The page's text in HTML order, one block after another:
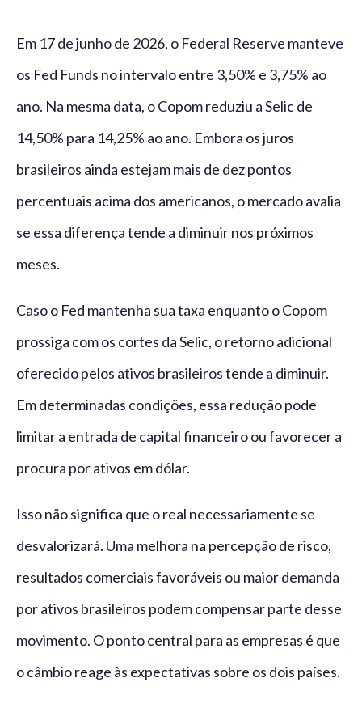
Em 17 de junho de 2026, o Federal Reserve manteve
os Fed Funds no intervalo entre 3,50% e 3,75% ao
ano. Na mesma data, o Copom reduziu a Selic de
14,50% para 14,25% ao ano. Embora os juros
brasileiros ainda estejam mais de dez pontos
percentuais acima dos americanos, o mercado avalia
se essa diferença tende a diminuir nos próximos
meses.
Caso o Fed mantenha sua taxa enquanto o Copom
prossiga com os cortes da Selic, o retorno adicional
oferecido pelos ativos brasileiros tende a diminuir.
Em determinadas condições, essa redução pode
limitar a entrada de capital financeiro ou favorecer a
procura por ativos em dólar.
Isso não significa que o real necessariamente se
desvalorizará. Uma melhora na percepção de risco,
resultados comerciais favoráveis ou maior demanda
por ativos brasileiros podem compensar parte desse
movimento. O ponto central para as empresas é que
o câmbio reage às expectativas sobre os dois países.